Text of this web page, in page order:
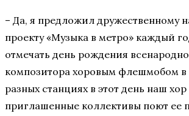
– Да, я предложил дружественному
проекту «Музыка в метро» каждый
отмечать день рождения
композитора хоровым флешмобом в
разных станциях в этот день наш хор
приглашенные коллективы поют ее